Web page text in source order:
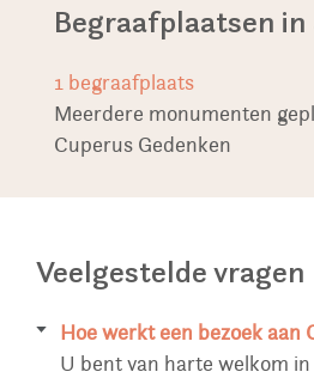
Begraafplaatsen in
1 begraafplaats
Meerdere monumenten
Cuperus Gedenken
Veelgestelde vragen
Hoe werkt een bezoek aan
U bent van harte welkom in